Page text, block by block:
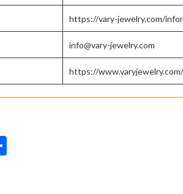
https://vary-jewelry.com/
info@vary-jewelry.com
https://www.varyjewelry.com/